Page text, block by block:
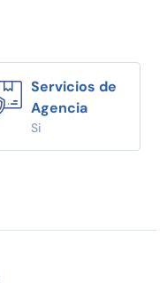
Servicios de
Agencia
Si